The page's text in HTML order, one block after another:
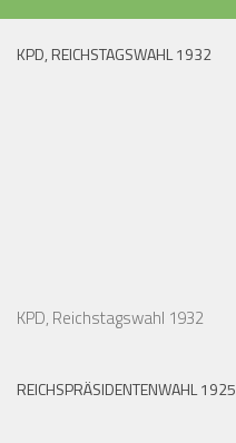
KPD, REICHSTAGSWAHL 1932
KPD, Reichstagswahl 1932
REICHSPRÄSIDENTENWAHL 1925